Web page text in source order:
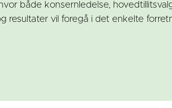
både konsernledelse,
resultater vil foregå i det enkelte